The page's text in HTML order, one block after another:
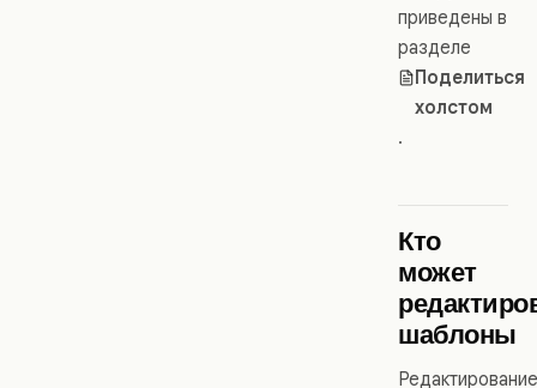
приведены в
разделе
Поделиться
холстом
.
Кто
может
шаблоны
Редактирование